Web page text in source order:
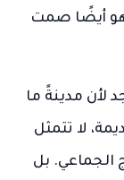
أيضًا صمت
لأن مدينةً ما
لا تتمثل
الجماعي. بل